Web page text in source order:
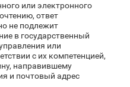
или электронного
ответ
не подлежит
в государственный
или
с их компетенцией,
направившему
и почтовый адрес